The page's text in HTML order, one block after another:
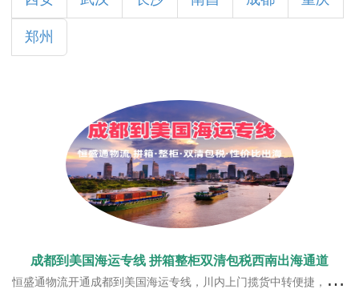
郑州
成都到美国海运专线 拼箱整柜双清包税西南出海通道
恒盛通物流开通成都到美国海运专线，川内上门揽货中转便捷，衔接优质出海港口，船期稳定仓位充足，覆盖美西美中美东全境。一站式双清包税门到门，运价经济时效平稳，满足西南工贸、电商货品出海运输需求。